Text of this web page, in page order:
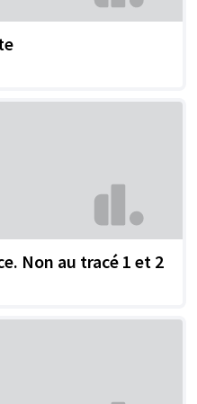
Non au tracé 1 et 2